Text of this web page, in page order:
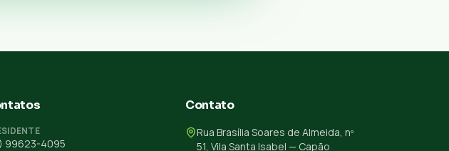
99623-4095
Contato
Rua Brasília Soares de Almeida, nº
51, Vila Santa Isabel — Capão